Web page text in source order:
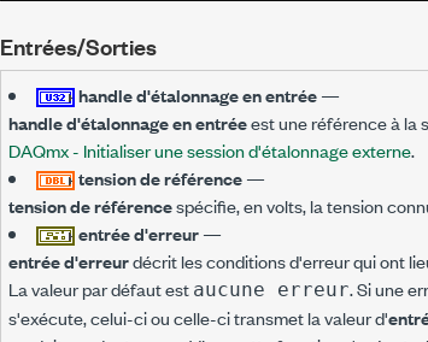
Entrées/Sorties
handle d'étalonnage en entrée—
handle d'étalonnage en entréeest une référence à la
DAQmx - Initialiser une session d'étalonnage externe.
tension de référence—
tension de référencespécifie, en volts, la tension
entrée d'erreur—
entrée d'erreurdécrit les conditions d'erreur qui ont
La valeur par défaut est aucune erreur. Si une
s'exécute, celui-ci ou celle-ci transmet la valeur d'